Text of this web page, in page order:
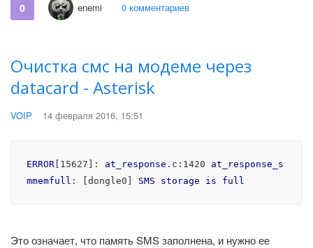
0 enemi 0 комментариев
Очистка смс на модеме через
datacard - Asterisk
VOIP 14 февраля 2016, 15:51
ERROR[15627] : at_response .c :1420
at_response_s
mmemfull : [dongle0] SMS storage is full
Это означает, что память SMS заполнена, и нужно ее